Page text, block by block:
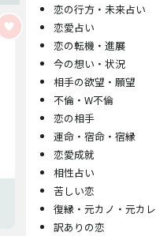
恋の行方・未来占い
恋愛占い
恋の転機・進展
今の想い・状況
相手の欲望・願望
不倫・W不倫
恋の相手
運命・宿命・宿縁
恋愛成就
相性占い
苦しい恋
復縁・元カノ・元カレ
訳ありの恋